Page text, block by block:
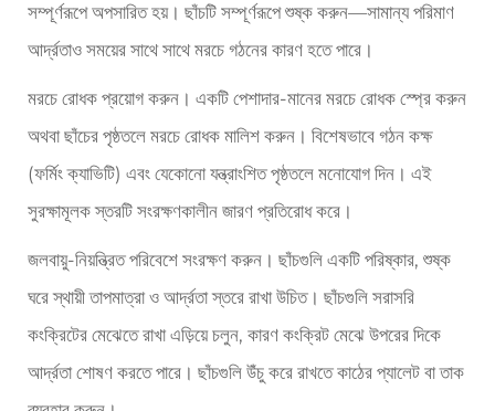
সম্পূর্ণরূপে অপসারিত হয়। ছাঁচটি সম্পূর্ণরূপে শুষ্ক করুন—সামান্য পরিমাণ
আর্দ্রতাও সময়ের সাথে সাথে মরচে গঠনের কারণ হতে পারে।
মরচে রোধক প্রয়োগ করুন। একটি পেশাদার-মানের মরচে রোধক স্প্রে করুন
অথবা ছাঁচের পৃষ্ঠতলে মরচে রোধক মালিশ করুন। বিশেষভাবে গঠন কক্ষ
(ফর্মিং ক্যাভিটি) এবং যেকোনো যন্ত্রাংশিত পৃষ্ঠতলে মনোযোগ দিন। এই
সুরক্ষামূলক স্তরটি সংরক্ষণকালীন জারণ প্রতিরোধ করে।
জলবায়ু-নিয়ন্ত্রিত পরিবেশে সংরক্ষণ করুন। ছাঁচগুলি একটি পরিষ্কার, শুষ্ক
ঘরে স্থায়ী তাপমাত্রা ও আর্দ্রতা স্তরে রাখা উচিত। ছাঁচগুলি সরাসরি
কংক্রিটের মেঝেতে রাখা এড়িয়ে চলুন, কারণ কংক্রিট মেঝে উপরের দিকে
আর্দ্রতা শোষণ করতে পারে। ছাঁচগুলি উঁচু করে রাখতে কাঠের প্যালেট বা তাক